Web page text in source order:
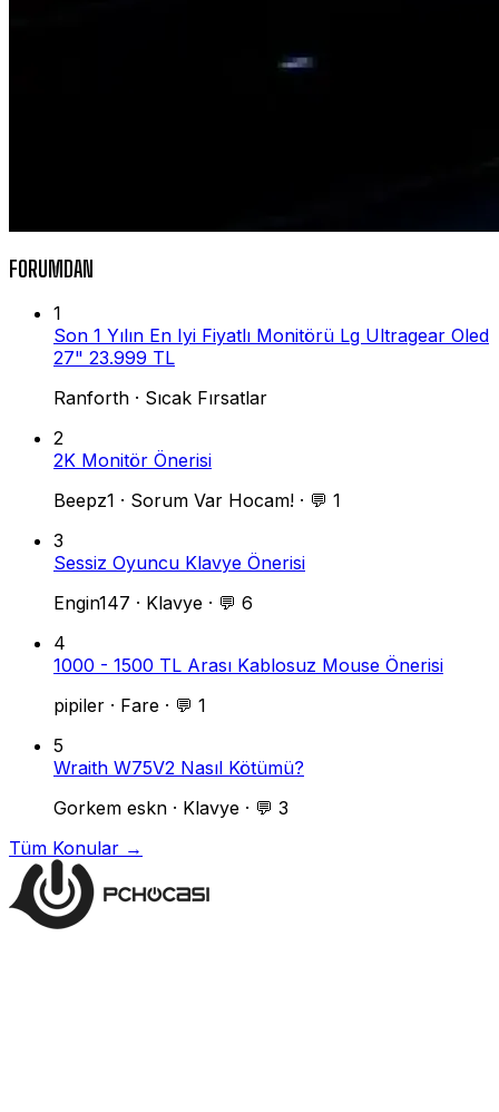
FORUMDAN
1
Son 1 Yılın En Iyi Fiyatlı Monitörü Lg Ultragear Oled
27" 23.999 TL
Ranforth · Sıcak Fırsatlar
2
2K Monitör Önerisi
Beepz1 · Sorum Var Hocam! · 💬 1
3
Sessiz Oyuncu Klavye Önerisi
Engin147 · Klavye · 💬 6
4
1000 - 1500 TL Arası Kablosuz Mouse Önerisi
pipiler · Fare · 💬 1
5
Wraith W75V2 Nasıl Kötümü?
Gorkem eskn · Klavye · 💬 3
Tüm Konular →